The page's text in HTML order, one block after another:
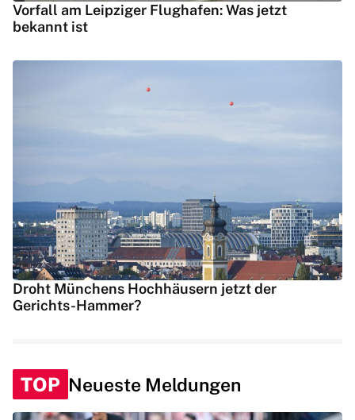
Vorfall am Leipziger Flughafen: Was jetzt
bekannt ist
Droht Münchens Hochhäusern jetzt der
Gerichts-Hammer?
TOP Neueste Meldungen